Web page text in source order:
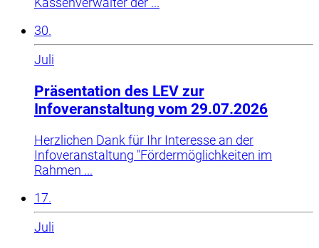
30.
Juli
Präsentation des LEV zur
Infoveranstaltung vom 29.07.2026
Herzlichen Dank für Ihr Interesse an der
Infoveranstaltung "Fördermöglichkeiten im
Rahmen ...
17.
Juli